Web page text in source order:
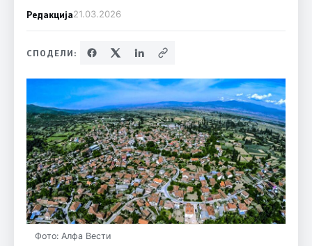
Редакција21.03.2026
СПОДЕЛИ:
Фото: Алфа Вести